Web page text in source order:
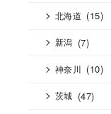
北海道 (15)
新潟 (7)
神奈川 (10)
茨城 (47)